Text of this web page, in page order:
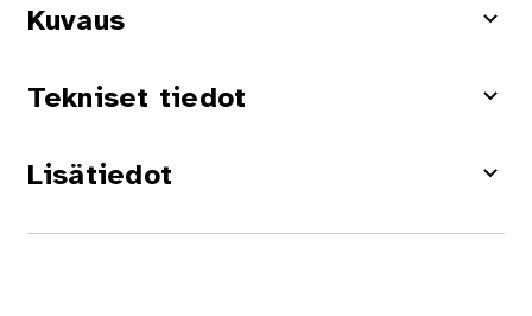
Kuvaus
Tekniset tiedot
Lisätiedot